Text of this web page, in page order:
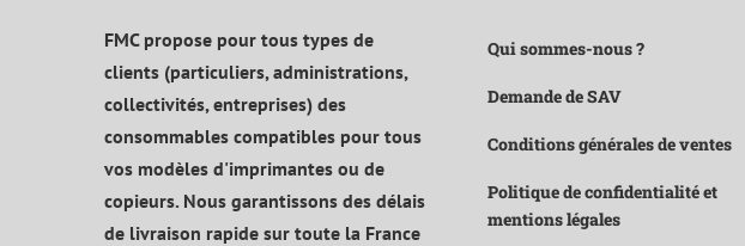
FMC propose pour tous types de
clients (particuliers, administrations,
collectivités, entreprises) des
consommables compatibles pour tous
vos modèles d'imprimantes ou de
copieurs. Nous garantissons des délais
de livraison rapide sur toute la France
Qui sommes-nous ?
Demande de SAV
Conditions générales de ventes
Politique de confidentialité et
mentions légales